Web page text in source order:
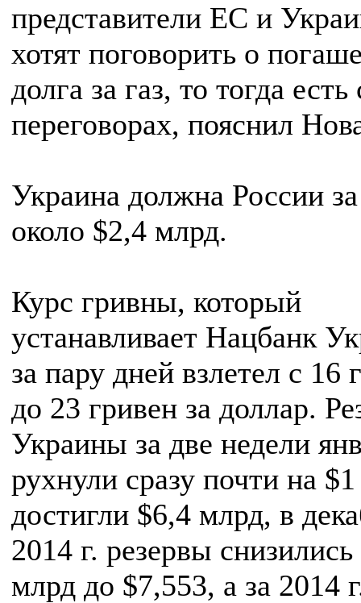
представители ЕС и
хотят поговорить о
долга за газ, то тогда
переговорах, пояснил
Украина должна России за
около $2,4 млрд.
Курс гривны, который
устанавливает Нацбанк
за пару дней взлетел с 16
до 23 гривен за доллар.
Украины за две недели
рухнули сразу почти на
достигли $6,4 млрд, в
2014 г. резервы
млрд до $7,553, а за 2014